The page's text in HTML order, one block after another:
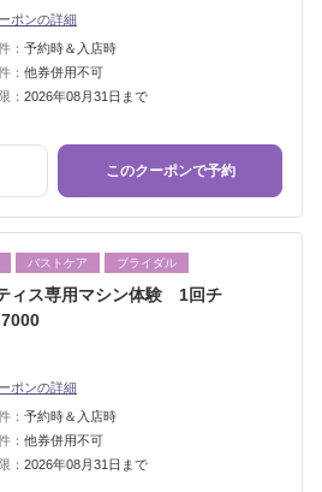
ポンの詳細
： 予約時＆入店時
： 他券併用不可
： 2026年08月31日まで
このクーポンで予約
バストケア ブライダル
ィス専用マシン体験 1回チ
ポンの詳細
： 予約時＆入店時
： 他券併用不可
： 2026年08月31日まで